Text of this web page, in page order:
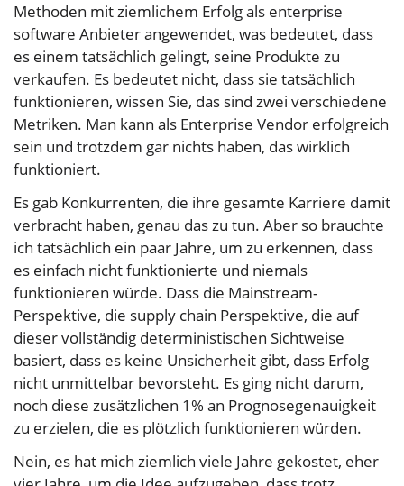
Methoden mit ziemlichem Erfolg als enterprise
software Anbieter angewendet, was bedeutet, dass
es einem tatsächlich gelingt, seine Produkte zu
verkaufen. Es bedeutet nicht, dass sie tatsächlich
funktionieren, wissen Sie, das sind zwei verschiedene
Metriken. Man kann als Enterprise Vendor erfolgreich
sein und trotzdem gar nichts haben, das wirklich
funktioniert.
Es gab Konkurrenten, die ihre gesamte Karriere damit
verbracht haben, genau das zu tun. Aber so brauchte
ich tatsächlich ein paar Jahre, um zu erkennen, dass
es einfach nicht funktionierte und niemals
funktionieren würde. Dass die Mainstream-
Perspektive, die supply chain Perspektive, die auf
dieser vollständig deterministischen Sichtweise
basiert, dass es keine Unsicherheit gibt, dass Erfolg
nicht unmittelbar bevorsteht. Es ging nicht darum,
noch diese zusätzlichen 1% an Prognosegenauigkeit
zu erzielen, die es plötzlich funktionieren würden.
Nein, es hat mich ziemlich viele Jahre gekostet, eher